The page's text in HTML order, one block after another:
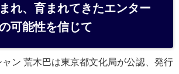
れ、育まれてきたエンター
可能性を信じて
ン 荒木巴は東京都文化局が公認、発行